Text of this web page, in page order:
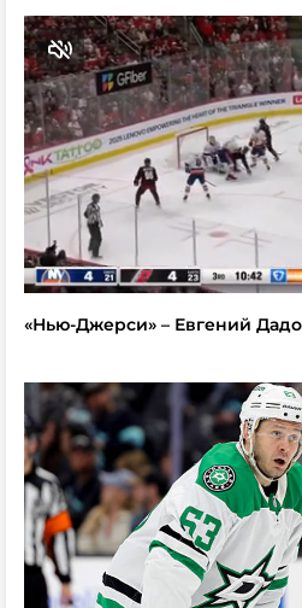
«Нью-Джерси» – Евгений